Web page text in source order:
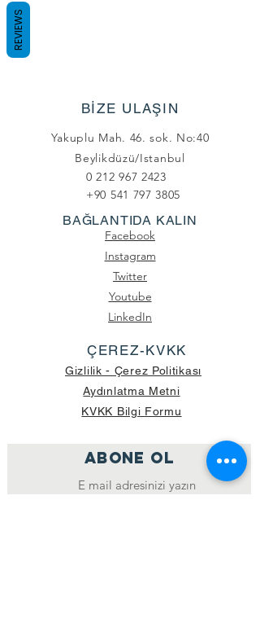
BİZE ULAŞIN
Yakuplu Mah. 46. sok. No:40
Beylikdüzü/Istanbul
0 212 967 2423
+90 541 797 3805
BAĞLANTIDA KALIN
Facebook
Instagram
Twitter
Youtube
LinkedIn
ÇEREZ-KVKK
Gizlilik - Çerez Politikası
Aydınlatma Metni
KVKK Bilgi Formu
ABONE OL
REVIEWS